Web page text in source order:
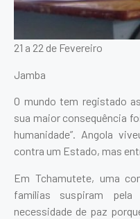
21 a 22 de Fevereiro
Jamba
O mundo tem registado
sua maior consequência
humanidade”. Angola
contra um Estado, mas
Em Tchamutete, uma
famílias suspiram
necessidade de paz